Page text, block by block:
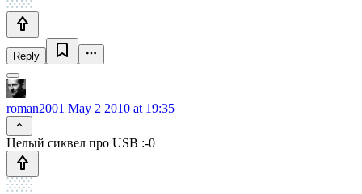
Reply
roman2001 May 2 2010 at 19:35
Целый сиквел про USB :-0